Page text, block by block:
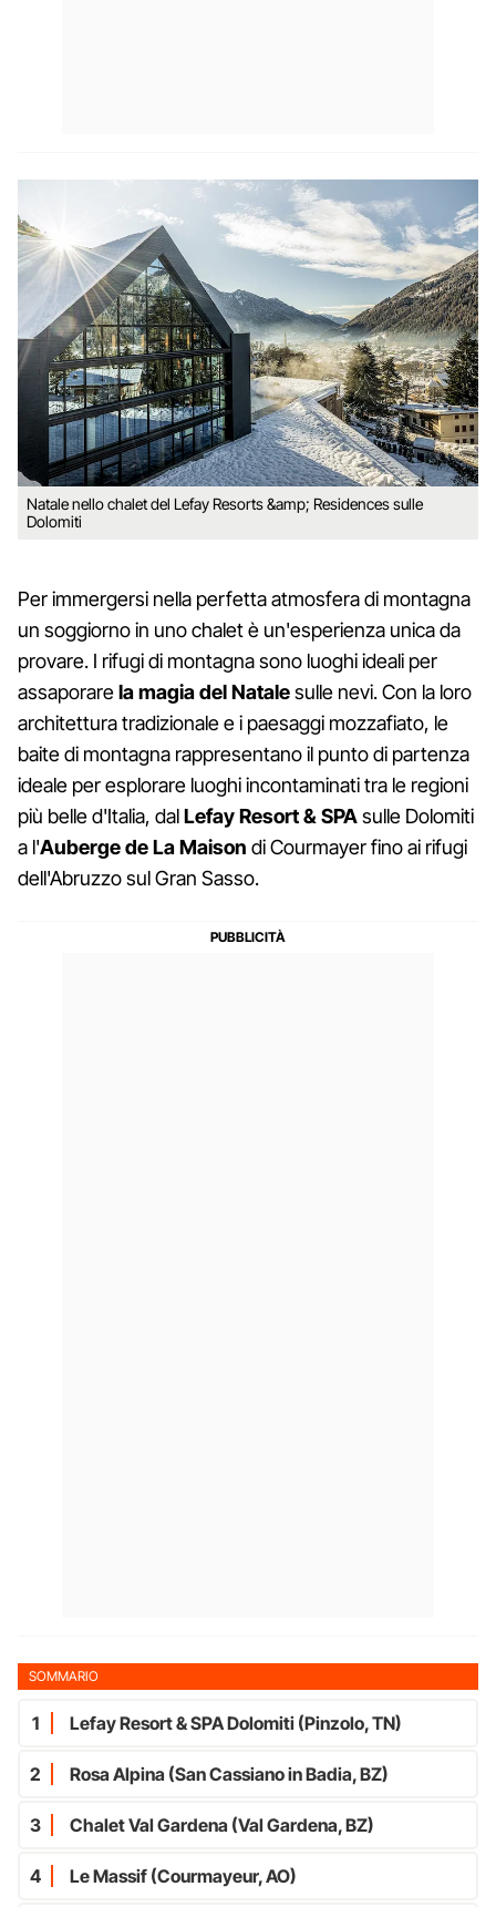
Natale nello chalet del Lefay Resorts &amp; Residences sulle
Dolomiti
Per immergersi nella perfetta atmosfera di montagna
un soggiorno in uno chalet è un'esperienza unica da
provare. I rifugi di montagna sono luoghi ideali per
assaporarela magia del Natalesulle nevi. Con la loro
architettura tradizionale e i paesaggi mozzafiato, le
baite di montagna rappresentano il punto di partenza
ideale per esplorare luoghi incontaminati tra le regioni
più belle d'Italia, dalLefay Resort & SPAsulle Dolomiti
a l'Auberge de La Maison di Courmayer fino ai rifugi
dell'Abruzzo sul Gran Sasso.
SOMMARIO
1 Lefay Resort & SPA Dolomiti (Pinzolo, TN)
2 Rosa Alpina (San Cassiano in Badia, BZ)
3 Chalet Val Gardena (Val Gardena, BZ)
4 Le Massif (Courmayeur, AO)